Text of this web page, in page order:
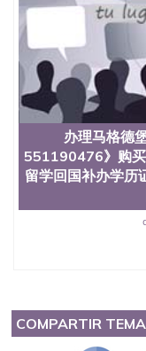
办理马格德
551190476》购
留学回国补办学历
COMPARTIR